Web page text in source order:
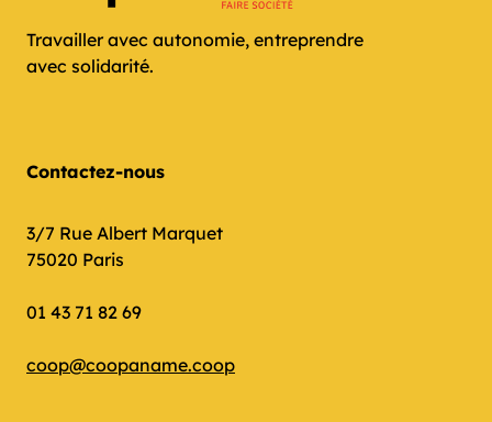
Travailler avec autonomie, entreprendre
avec solidarité.
Contactez-nous
3/7 Rue Albert Marquet
75020 Paris
01 43 71 82 69
coop@coopaname.coop